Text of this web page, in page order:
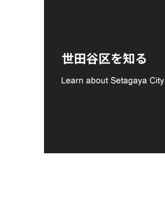
世田谷区を知る
支援金の募集につい
て